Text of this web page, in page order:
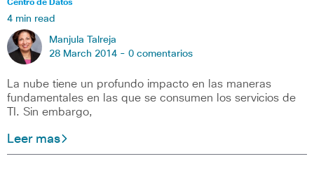
Centro de Datos
4 min read
Manjula Talreja
28 March 2014 - 0 comentarios
La nube tiene un profundo impacto en las maneras
fundamentales en las que se consumen los servicios de
TI. Sin embargo,
Leer mas